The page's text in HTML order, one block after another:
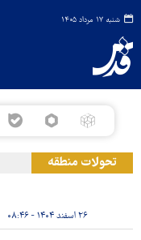
شنبه ۱۷ مرداد ۱۴۰۵
تحولات منطقه
۲۶ اسفند ۱۴۰۴ - ۰۸:۴۶